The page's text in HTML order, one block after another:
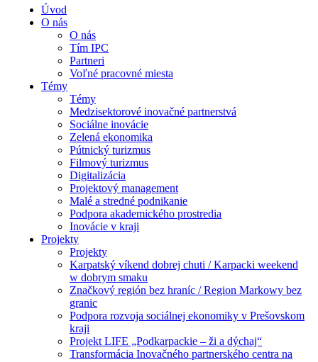
Úvod
O nás
O nás
Tím IPC
Partneri
Voľné pracovné miesta
Témy
Témy
Medzisektorové inovačné partnerstvá
Sociálne inovácie
Zelená ekonomika
Pútnický turizmus
Filmový turizmus
Digitalizácia
Projektový management
Malé a stredné podnikanie
Podpora akademického prostredia
Inovácie v kraji
Projekty
Projekty
Karpatský víkend dobrej chuti / Karpacki weekend
w dobrym smaku
Značkový región bez hraníc / Region Markowy bez
granic
Podpora rozvoja sociálnej ekonomiky v Prešovskom
kraji
Projekt LIFE „Podkarpackie – ži a dýchaj“
Transformácia Inovačného partnerského centra na